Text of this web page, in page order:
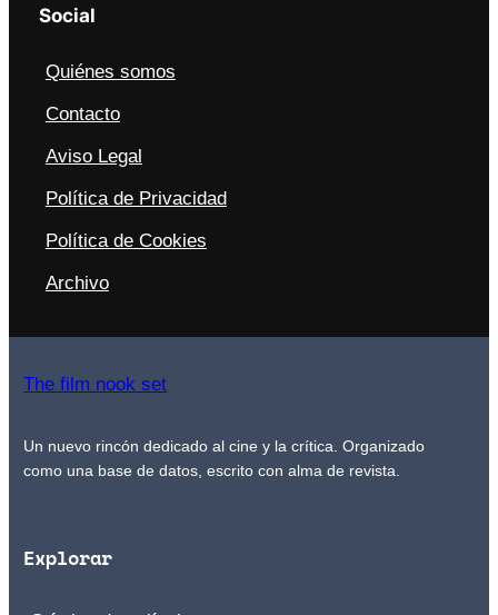
Social
Quiénes somos
Contacto
Aviso Legal
Política de Privacidad
Política de Cookies
Archivo
The film nook set
Un nuevo rincón dedicado al cine y la crítica. Organizado
como una base de datos, escrito con alma de revista.
Explorar